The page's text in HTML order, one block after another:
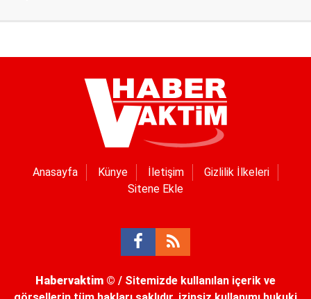
Anasayfa Künye İletişim
Gizlilik İlkeleri
Sitene Ekle
Habervaktim © / Sitemizde kullanılan içerik ve